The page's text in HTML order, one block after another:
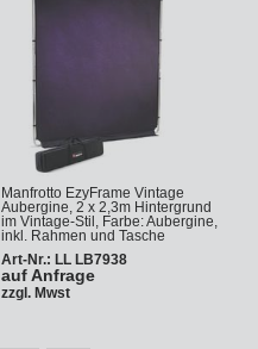
Manfrotto EzyFrame Vintage
Aubergine, 2 x 2,3m Hintergrund
im Vintage-Stil, Farbe: Aubergine,
inkl. Rahmen und Tasche
Art-Nr.: LL LB7938
auf Anfrage
zzgl. Mwst